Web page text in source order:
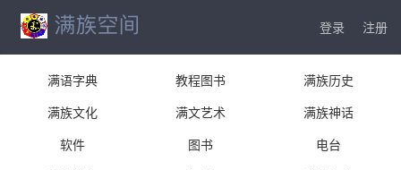
登录 注册
满语字典 教程图书
满族历史
满族文化
满文艺术
满族神话
软件
图书
电台